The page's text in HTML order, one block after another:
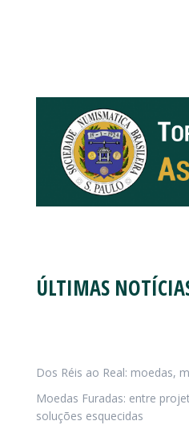
ÚLTIMAS
Dos Réis ao Real: moedas,
Moedas Furadas: entre
soluções esquecidas